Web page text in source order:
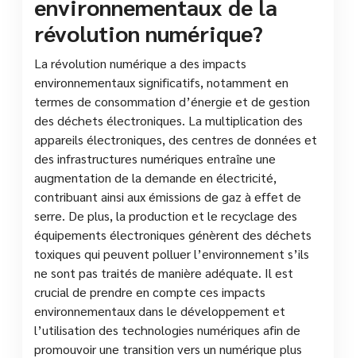
environnementaux de la
révolution numérique?
La révolution numérique a des impacts
environnementaux significatifs, notamment en
termes de consommation d’énergie et de gestion
des déchets électroniques. La multiplication des
appareils électroniques, des centres de données et
des infrastructures numériques entraîne une
augmentation de la demande en électricité,
contribuant ainsi aux émissions de gaz à effet de
serre. De plus, la production et le recyclage des
équipements électroniques génèrent des déchets
toxiques qui peuvent polluer l’environnement s’ils
ne sont pas traités de manière adéquate. Il est
crucial de prendre en compte ces impacts
environnementaux dans le développement et
l’utilisation des technologies numériques afin de
promouvoir une transition vers un numérique plus